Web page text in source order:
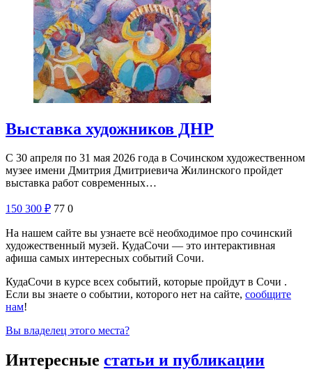
Выставка художников ДНР
С 30 апреля по 31 мая 2026 года в Сочинском художественном
музее имени Дмитрия Дмитриевича Жилинского пройдет
выставка работ современных…
150 300 ₽ 77 0
На нашем сайте вы узнаете всё необходимое про сочинский
художественный музей. КудаСочи — это интерактивная
афиша самых интересных событий Сочи.
КудаСочи в курсе всех событий, которые пройдут в Сочи .
Если вы знаете о событии, которого нет на сайте, сообщите
нам!
Вы владелец этого места?
Интересные статьи и публикации